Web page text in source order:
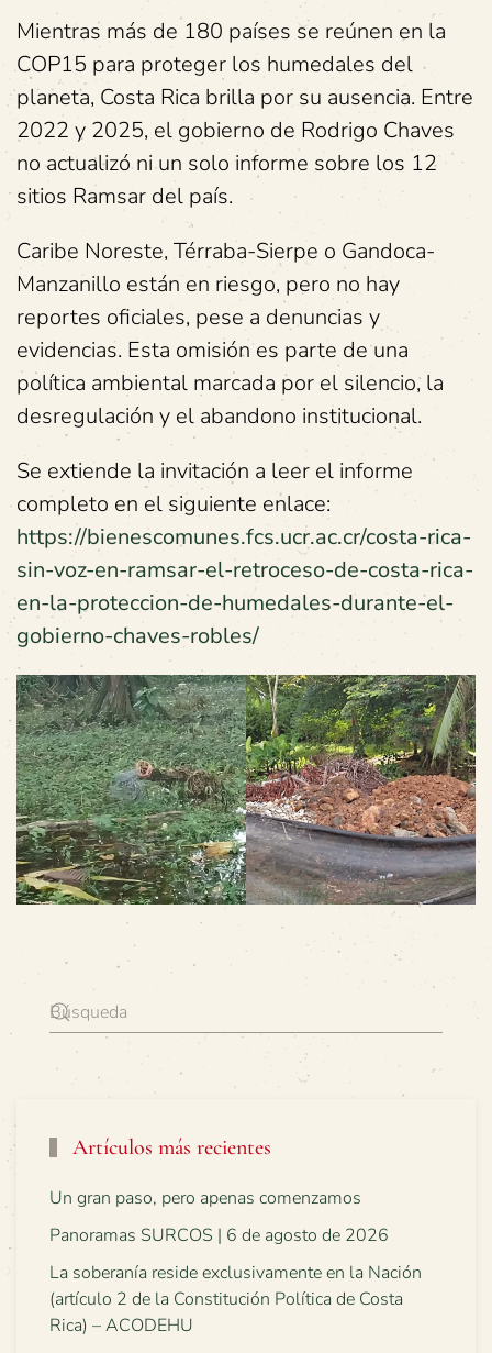
Mientras más de 180 países se reúnen en la
COP15 para proteger los humedales del
planeta, Costa Rica brilla por su ausencia. Entre
2022 y 2025, el gobierno de Rodrigo Chaves
no actualizó ni un solo informe sobre los 12
sitios Ramsar del país.
Caribe Noreste, Térraba-Sierpe o Gandoca-
Manzanillo están en riesgo, pero no hay
reportes oficiales, pese a denuncias y
evidencias. Esta omisión es parte de una
política ambiental marcada por el silencio, la
desregulación y el abandono institucional.
Se extiende la invitación a leer el informe
completo en el siguiente enlace:
https://bienescomunes.fcs.ucr.ac.cr/costa-rica-
sin-voz-en-ramsar-el-retroceso-de-costa-rica-
en-la-proteccion-de-humedales-durante-el-
gobierno-chaves-robles/
Artículos más recientes
Un gran paso, pero apenas comenzamos
Panoramas SURCOS | 6 de agosto de 2026
La soberanía reside exclusivamente en la Nación
(artículo 2 de la Constitución Política de Costa
Rica) – ACODEHU